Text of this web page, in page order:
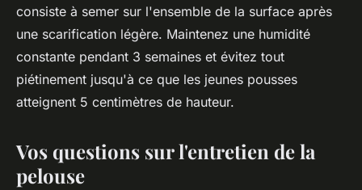
consiste à semer sur l'ensemble de la surface après
une scarification légère. Maintenez une humidité
constante pendant 3 semaines et évitez tout
piétinement jusqu'à ce que les jeunes pousses
atteignent 5 centimètres de hauteur.
Vos questions sur l'entretien de la
pelouse